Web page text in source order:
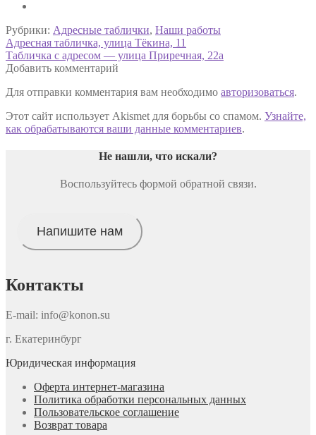
Рубрики: Адресные таблички, Наши работы
Навигация
по
Предыдущая
запись:
Адресная табличка, улица Тёкина, 11
Следующая
запись:
Табличка с адресом — улица Приречная, 22а
Добавить комментарий
Для отправки комментария вам необходимо авторизоваться.
Этот сайт использует Akismet для борьбы со спамом. Узнайте,
как обрабатываются ваши данные комментариев.
Не нашли, что искали?
Воспользуйтесь формой обратной связи.
Напишите нам
Контакты
E-mail: info@konon.su
г. Екатеринбург
Юридическая информация
Оферта интернет-магазина
Политика обработки персональных данных
Пользовательское соглашение
Возврат товара